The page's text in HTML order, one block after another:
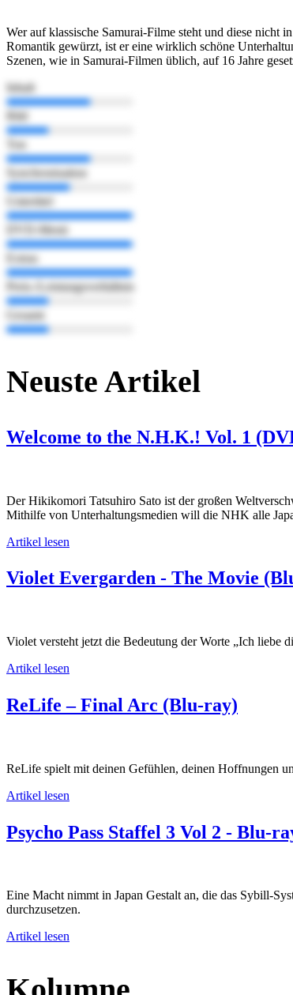
Wer auf klassische Samurai-Filme steht und diese nicht
Romantik gewürzt, ist er eine wirklich schöne
Szenen, wie in Samurai-Filmen üblich, auf 16 Jahre
Inhalt
Bild
Ton
Synchronisation
Untertitel
DVD-Menü
Extras
Preis-/Leistungsverhältnis
Gesamt
Neuste Artikel
Welcome to the N.H.K.! Vol. 1
Der Hikikomori Tatsuhiro Sato ist der großen
Mithilfe von Unterhaltungsmedien will die NHK alle
Artikel lesen
Violet Evergarden - The Movie
Violet versteht jetzt die Bedeutung der Worte „Ich liebe
Artikel lesen
ReLife – Final Arc (Blu-ray)
ReLife spielt mit deinen Gefühlen, deinen Hoffnungen
Artikel lesen
Psycho Pass Staffel 3 Vol 2 - Blu-
Eine Macht nimmt in Japan Gestalt an, die das Sybill-
durchzusetzen.
Artikel lesen